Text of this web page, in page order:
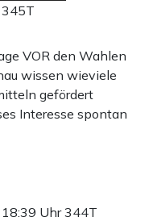
345T
VOR den Wahlen
wissen wieviele
gefördert
Interesse spontan
Uhr344T